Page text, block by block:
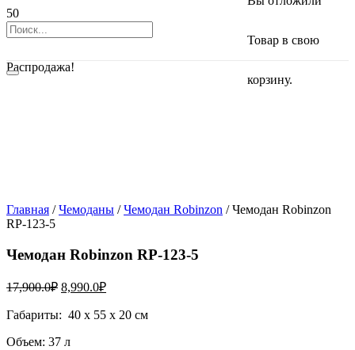
Товарв свою
корзину.
Распродажа!
Главная /Чемоданы /Чемодан Robinzon / Чемодан Robinzon
RP-123-5
Чемодан Robinzon RP-123-5
17,900.0₽ 8,990.0₽
Габариты: 40 х 55 х 20 см
Объем: 37 л